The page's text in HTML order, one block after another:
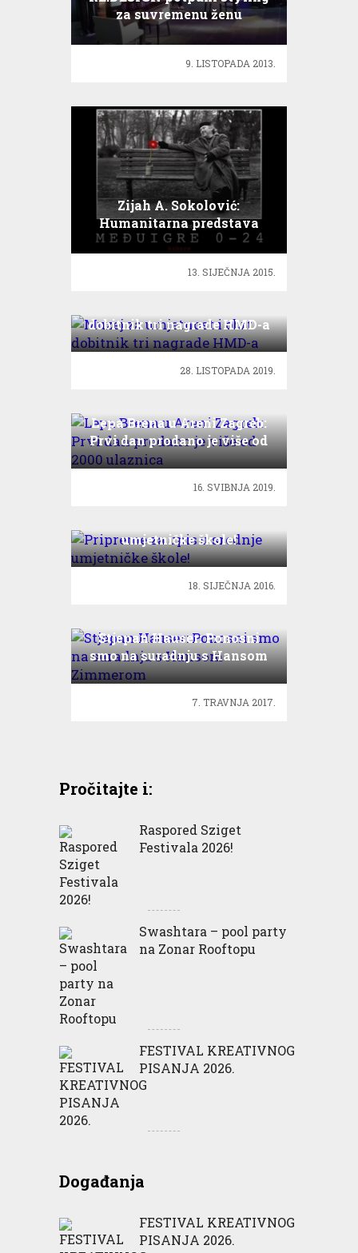
za suvremenu ženu
9. LISTOPADA 2013.
Zijah A. Sokolović:
Humanitarna predstava
Međuigre 0 – 24!
13. SIJEČNJA 2015.
dobitnik tri nagrade HMD-a
28. LISTOPADA 2019.
Lepa Brena u Areni Zagreb:
Prvi dan prodano je više od
2000 ulaznica
16. SVIBNJA 2019.
umjetničke škole!
18. SIJEČNJA 2016.
Stjepan Hauser: Ponosni
smo na suradnju s Hansom
Zimmerom
7. TRAVNJA 2017.
Pročitajte i:
Raspored Sziget
Festivala 2026!
Swashtara – pool party
na Zonar Rooftopu
FESTIVAL KREATIVNOG
PISANJA 2026.
Događanja
FESTIVAL KREATIVNOG
PISANJA 2026.